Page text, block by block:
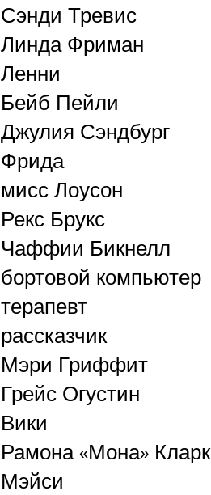
Сэнди Тревис
Линда Фриман
Ленни
Бейб Пейли
Джулия Сэндбург
Фрида
мисс Лоусон
Рекс Брукс
Чаффии Бикнелл
бортовой компьютер
терапевт
рассказчик
Мэри Гриффит
Грейс Огустин
Вики
Рамона «Мона» Кларк
Мэйси